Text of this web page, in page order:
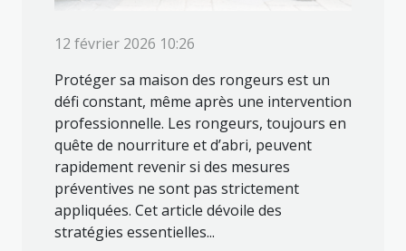
12 février 2026 10:26
Protéger sa maison des rongeurs est un
défi constant, même après une intervention
professionnelle. Les rongeurs, toujours en
quête de nourriture et d’abri, peuvent
rapidement revenir si des mesures
préventives ne sont pas strictement
appliquées. Cet article dévoile des
stratégies essentielles...